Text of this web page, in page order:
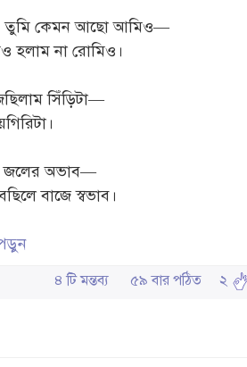
তুমি কেমন আছো আমিও—
হলাম না রোমিও।
সিঁড়িটা—
জলের অভাব—
বাজে স্বভাব।
৪ টি মন্তব্য ৫৯ বার পঠিত ২